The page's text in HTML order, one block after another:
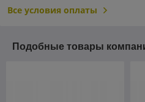
Все условия оплаты
Подобные товары